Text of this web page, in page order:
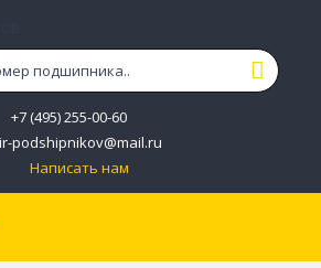
+7 (495) 255-00-60
podshipnikov@mail.ru
Написать нам